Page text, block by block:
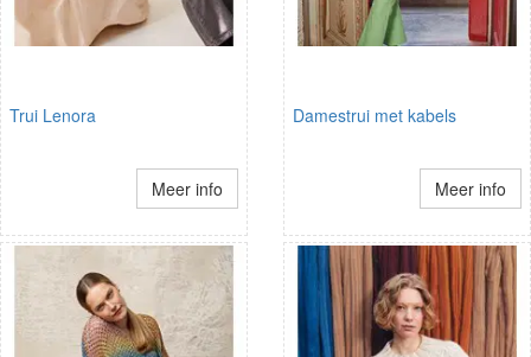
Trui Lenora
Meer info
Damestrui met kabels
Meer info